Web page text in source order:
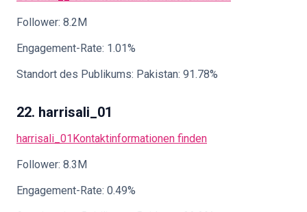
Follower: 8.2M
Engagement-Rate: 1.01%
Standort des Publikums: Pakistan: 91.78%
22. harrisali_01
harrisali_01Kontaktinformationen finden
Follower: 8.3M
Engagement-Rate: 0.49%